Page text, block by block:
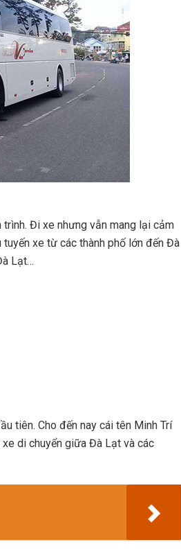
Đi xe nhưng vẫn mang lại cảm
xe từ các thành phố lớn đến Đà
Lạt…
tiên. Cho đến nay cái tên Minh Trí
di chuyển giữa Đà Lạt và các